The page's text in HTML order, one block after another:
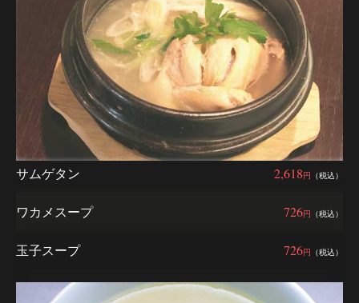
2,618円 （税込）
サムゲタン
726円 （税込）
ワカメスープ
726円 （税込）
玉子スープ